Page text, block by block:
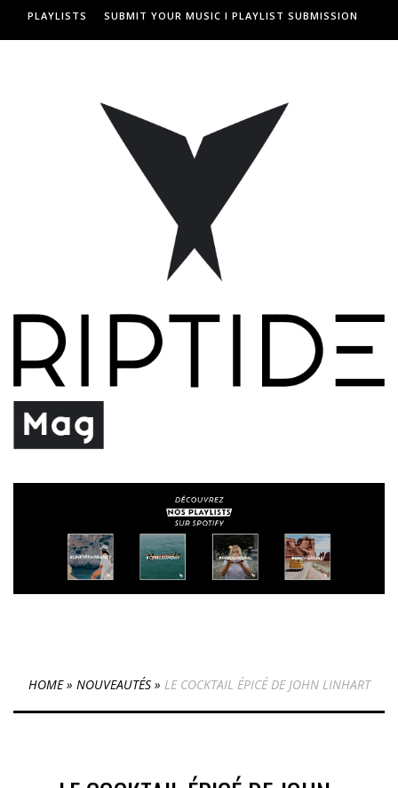
PLAYLISTS SUBMIT YOUR MUSIC I PLAYLIST SUBMISSION
HOME» NOUVEAUTÉS» LE COCKTAIL ÉPICÉ DE JOHN LINHART